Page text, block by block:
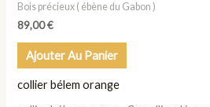
Bois précieux ( ébène du Gabon )
89,00€
Ajouter Au Panier
collier bélem orange